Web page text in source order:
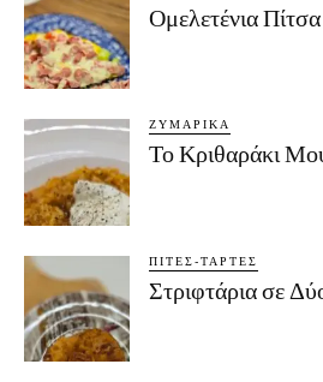
Ομελετένια Πίτσα
ΖΥΜΑΡΙΚΆ
Το Κριθαράκι
ΠΊΤΕΣ-ΤΆΡΤΕΣ
Στριφτάρια σε